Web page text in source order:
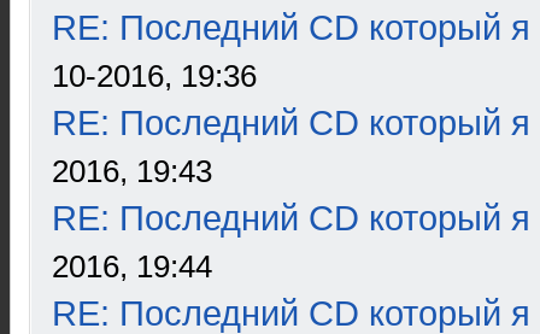
RE: Последний CD который я
10-2016, 19:36
RE: Последний CD который я
2016, 19:43
RE: Последний CD который я
2016, 19:44
RE: Последний CD который я